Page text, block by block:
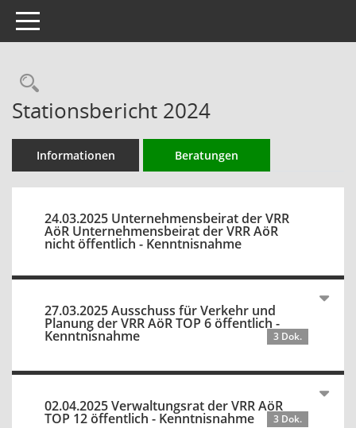
Toggle navigation
Rechercheauswahl
Stationsbericht 2024
Informationen Beratungen
24.03.2025 Unternehmensbeirat der VRR
AöR Unternehmensbeirat der VRR AöR
nicht öffentlich - Kenntnisnahme
27.03.2025 Ausschuss für Verkehr und
Planung der VRR AöR TOP 6 öffentlich -
Kenntnisnahme 3 Dok.
02.04.2025 Verwaltungsrat der VRR AöR
TOP 12 öffentlich - Kenntnisnahme 3 Dok.